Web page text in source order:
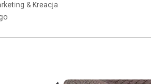
& Kreacja